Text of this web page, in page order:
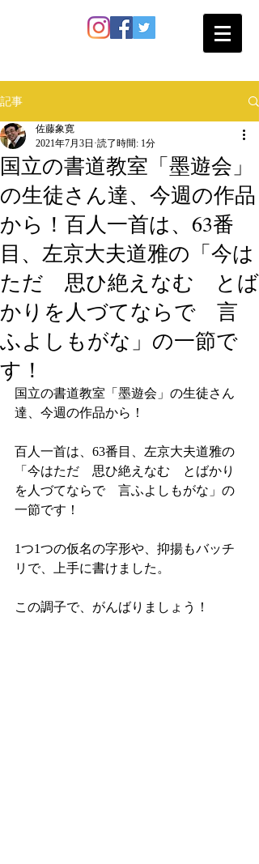
記事
国立の書道教室「墨遊会」
の生徒さん達、今週の作品
から！百人一首は、63番
目、左京大夫道雅の「今は
ただ 思ひ絶えなむ とば
かりを人づてならで 言
ふよしもがな」の一節で
す！
佐藤象寛
2021年7月3日 読了時間: 1分
国立の書道教室「墨遊会」の生徒さん
達、今週の作品から！
百人一首は、63番目、左京大夫道雅の
「今はただ　思ひ絶えなむ　とばかり
を人づてならで　言ふよしもがな」の
一節です！
1つ1つの仮名の字形や、抑揚もバッチ
リで、上手に書けました。
この調子で、がんばりましょう！